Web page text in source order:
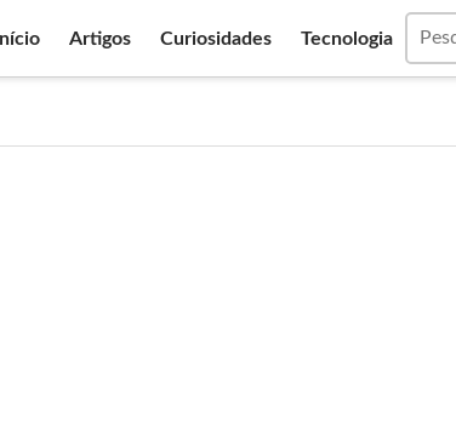
Artigos Curiosidades Tecnologia